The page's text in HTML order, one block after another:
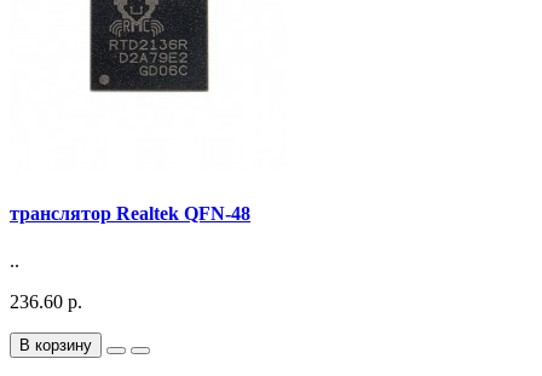
транслятор Realtek QFN-48
..
236.60 р.
В корзину